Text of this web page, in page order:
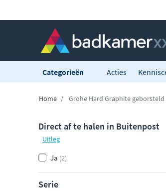
Categorieën Acties
Home Grohe Hard Graphite geborsteld
Direct af te halen in Buitenpost
Uitleg
Ja (2)
Serie